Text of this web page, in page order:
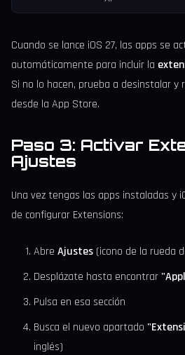
Cuando se lance iOS 27, las apps se
automáticamente para incluir la
Si no lo hacen, prueba a desinstalar
desde la App Store.
Paso 3: Activar
Ajustes
Una vez tengas las apps instaladas y
de configurar Extensions:
Abre Ajustes (icono de la rueda
Desplázate hasta encontrar
Pulsa en esa sección
Busca el nuevo apartado
inglés)